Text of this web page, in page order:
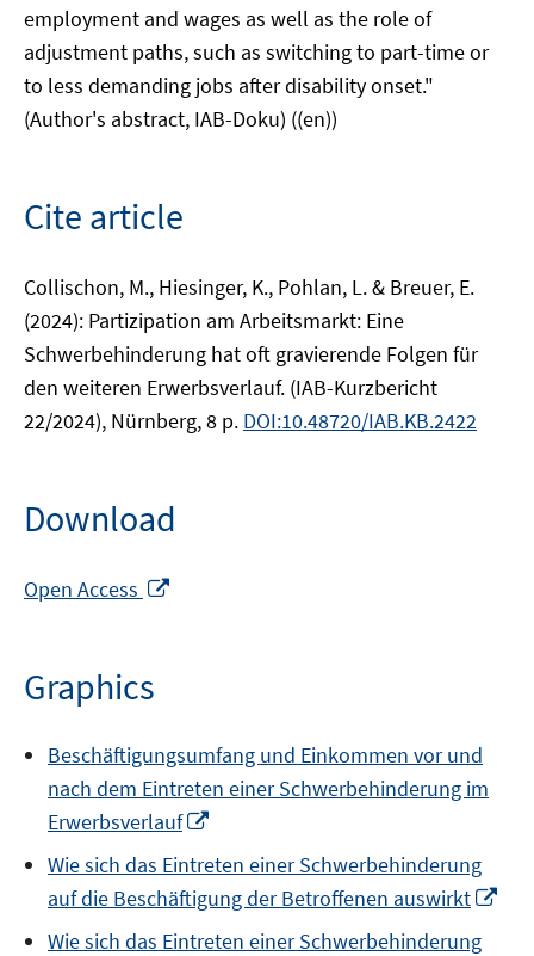
employment and wages as well as the role of
adjustment paths, such as switching to part-time or
to less demanding jobs after disability onset."
(Author's abstract, IAB-Doku) ((en))
Cite article
Collischon, M., Hiesinger, K., Pohlan, L. & Breuer, E.
(2024): Partizipation am Arbeitsmarkt: Eine
Schwerbehinderung hat oft gravierende Folgen für
den weiteren Erwerbsverlauf. (IAB-Kurzbericht
22/2024), Nürnberg, 8 p. DOI:10.48720/IAB.KB.2422
Download
Open Access
Graphics
Beschäftigungsumfang und Einkommen vor und
nach dem Eintreten einer Schwerbehinderung im
Erwerbsverlauf
a
new
window
Wie sich das Eintreten einer Schwerbehinderung
auf die Beschäftigung der Betroffenen auswirkt
Wie sich das Eintreten einer Schwerbehinderung